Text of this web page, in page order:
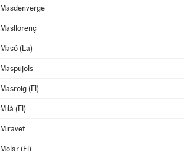
Masdenverge
Masllorenç
Masó (La)
Maspujols
Masroig (El)
Milà (El)
Miravet
Molar (El)